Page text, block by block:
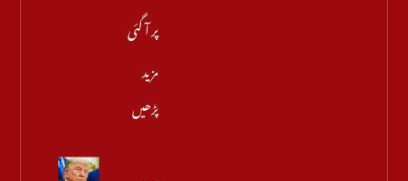
پر آ گئی
مزید
پڑھیں